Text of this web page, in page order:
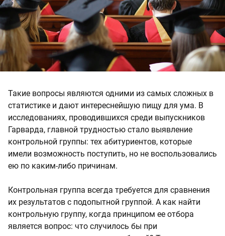
Такие вопросы являются одними из самых сложных в
статистике и дают интереснейшую пищу для ума. В
исследованиях, проводившихся среди выпускников
Гарварда, главной трудностью стало выявление
контрольной группы: тех абитуриентов, которые
имели возможность поступить, но не воспользовались
ею по каким-либо причинам.
Контрольная группа всегда требуется для сравнения
их результатов с подопытной группой. А как найти
контрольную группу, когда принципом ее отбора
является вопрос: что случилось бы при